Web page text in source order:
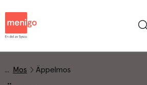
Mos Äppelmos